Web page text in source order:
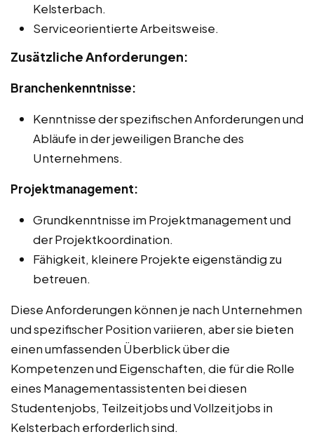
Kelsterbach.
Serviceorientierte Arbeitsweise.
Zusätzliche Anforderungen:
Branchenkenntnisse:
Kenntnisse der spezifischen Anforderungen und
Abläufe in der jeweiligen Branche des
Unternehmens.
Projektmanagement:
Grundkenntnisse im Projektmanagement und
der Projektkoordination.
Fähigkeit, kleinere Projekte eigenständig zu
betreuen.
Diese Anforderungen können je nach Unternehmen
und spezifischer Position variieren, aber sie bieten
einen umfassenden Überblick über die
Kompetenzen und Eigenschaften, die für die Rolle
eines Managementassistenten bei diesen
Studentenjobs, Teilzeitjobs und Vollzeitjobs in
Kelsterbach erforderlich sind.